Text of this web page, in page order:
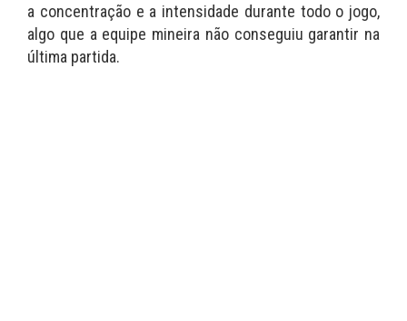
a concentração e a intensidade durante todo o jogo,
algo que a equipe mineira não conseguiu garantir na
última partida.